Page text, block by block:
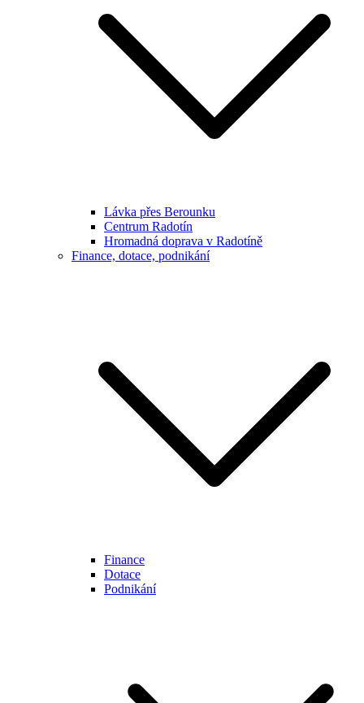
Lávka přes Berounku
Centrum Radotín
Hromadná doprava v Radotíně
Finance, dotace, podnikání
Finance
Dotace
Podnikání